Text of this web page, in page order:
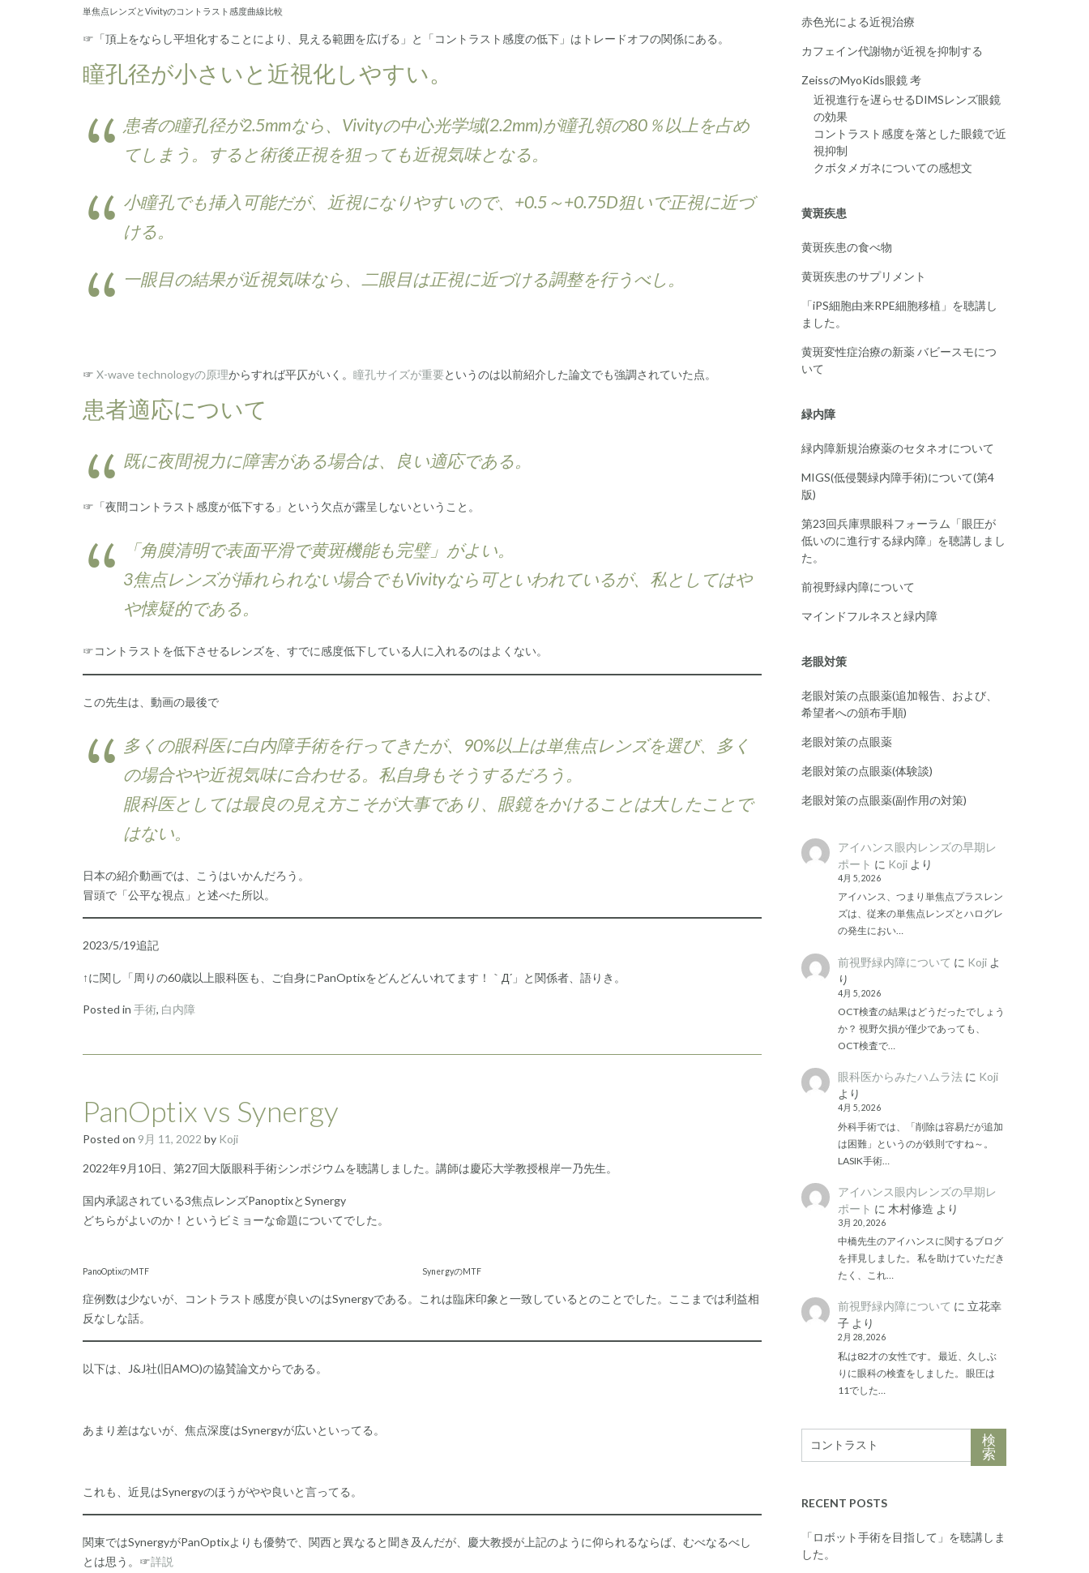
単焦点レンズとVivityのコントラスト感度曲線比較
☞「頂上をならし平坦化することにより、見える範囲を広げる」と「コントラスト感度の低下」はトレードオフの関係にある。
瞳孔径が小さいと近視化しやすい。
患者の瞳孔径が2.5mmなら、Vivityの中心光学域(2.2mm)が瞳孔領の80％以上を占め
てしまう。すると術後正視を狙っても近視気味となる。
小瞳孔でも挿入可能だが、近視になりやすいので、+0.5～+0.75D狙いで正視に近づ
ける。
一眼目の結果が近視気味なら、二眼目は正視に近づける調整を行うべし。
☞ X-wave technologyの原理からすれば平仄がいく。 瞳孔サイズが重要というのは以前紹介した論文でも強調されていた点。
患者適応について
既に夜間視力に障害がある場合は、良い適応である。
☞「夜間コントラスト感度が低下する」という欠点が露呈しないということ。
「角膜清明で表面平滑で黄斑機能も完璧」がよい。
3焦点レンズが挿れられない場合でもVivityなら可といわれているが、私としてはや
や懐疑的である。
☞コントラストを低下させるレンズを、すでに感度低下している人に入れるのはよくない。
この先生は、動画の最後で
多くの眼科医に白内障手術を行ってきたが、90%以上は単焦点レンズを選び、多く
の場合やや近視気味に合わせる。私自身もそうするだろう。
眼科医としては最良の見え方こそが大事であり、眼鏡をかけることは大したことで
はない。
日本の紹介動画では、こうはいかんだろう。
冒頭で「公平な視点」と述べた所以。
2023/5/19追記
↑に関し「周りの60歳以上眼科医も、ご自身にPanOptixをどんどんいれてます！｀Д´」と関係者、語りき。
Posted in 手術, 白内障
PanOptix vs Synergy
Posted on 9月 11, 2022 by Koji
2022年9月10日、第27回大阪眼科手術シンポジウムを聴講しました。講師は慶応大学教授根岸一乃先生。
国内承認されている3焦点レンズPanoptixとSynergy
どちらがよいのか！というビミョーな命題についてでした。
PanoOptixのMTF SynergyのMTF
症例数は少ないが、コントラスト感度が良いのはSynergyである。これは臨床印象と一致しているとのことでした。ここまでは利益相
反なしな話。
以下は、J&J社(旧AMO)の協賛論文からである。
あまり差はないが、焦点深度はSynergyが広いといってる。
これも、近見はSynergyのほうがやや良いと言ってる。
関東ではSynergyがPanOptixよりも優勢で、関西と異なると聞き及んだが、慶大教授が上記のように仰られるならば、むべなるべし
とは思う。☞詳説
赤色光による近視治療
カフェイン代謝物が近視を抑制する
ZeissのMyoKids眼鏡 考
近視進行を遅らせるDIMSレンズ眼鏡
の効果
コントラスト感度を落とした眼鏡で近
視抑制
クボタメガネについての感想文
黄斑疾患
黄斑疾患の食べ物
黄斑疾患のサプリメント
「iPS細胞由来RPE細胞移植」を聴講し
ました。
黄斑変性症治療の新薬 バビースモにつ
いて
緑内障
緑内障新規治療薬のセタネオについて
MIGS(低侵襲緑内障手術)について(第4
版)
第23回兵庫県眼科フォーラム「眼圧が
低いのに進行する緑内障」を聴講しまし
た。
前視野緑内障について
マインドフルネスと緑内障
老眼対策
老眼対策の点眼薬(追加報告、および、
希望者への頒布手順)
老眼対策の点眼薬
老眼対策の点眼薬(体験談)
老眼対策の点眼薬(副作用の対策)
アイハンス眼内レンズの早期レ
ポート に Koji より
4月 5, 2026
アイハンス、つまり単焦点プラスレン
ズは、従来の単焦点レンズとハログレ
の発生におい…
前視野緑内障について に Koji よ
り
4月 5, 2026
OCT検査の結果はどうだったでしょう
か？ 視野欠損が僅少であっても、
OCT検査で…
眼科医からみたハムラ法 に Koji
より
4月 5, 2026
外科手術では、「削除は容易だが追加
は困難」というのが鉄則ですね～。
LASIK手術…
アイハンス眼内レンズの早期レ
ポート に 木村修造 より
3月 20, 2026
中橋先生のアイハンスに関するブログ
を拝見しました。 私を助けていただき
たく、これ…
前視野緑内障について に 立花幸
子 より
2月 28, 2026
私は82才の女性です。 最近、久しぶ
りに眼科の検査をしました。 眼圧は
11でした…
検
索
RECENT POSTS
「ロボット手術を目指して」を聴講しま
した。